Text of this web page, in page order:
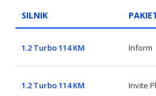
SILNIK
1.2 Turbo 114 KM Inform
1.2 Turbo 114 KM Invite